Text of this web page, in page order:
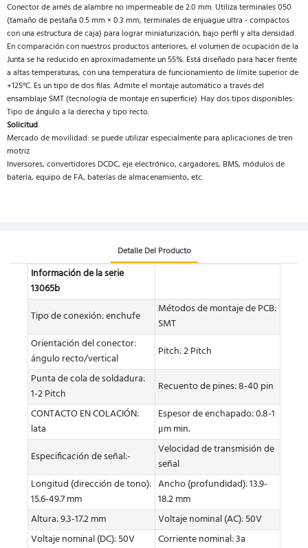
Conector de arnés de alambre no impermeable de 2.0 mm. Utiliza terminales 050
(tamaño de pestaña 0.5 mm × 0.3 mm, terminales de enjuague ultra - compactos
con una estructura de caja) para lograr miniaturización, bajo perfil y alta densidad.
En comparación con nuestros productos anteriores, el volumen de ocupación de la
Junta se ha reducido en aproximadamente un 55%. Está diseñado para hacer frente
a altas temperaturas, con una temperatura de funcionamiento de límite superior de
+125°C. Es un tipo de dos filas. Admite el montaje automático a través del
ensamblaje SMT (tecnología de montaje en superficie). Hay dos tipos disponibles:
Tipo de ángulo a la derecha y tipo recto.
Solicitud
Mercado de movilidad: se puede utilizar especialmente para aplicaciones de tren
motriz
Inversores, convertidores DCDC, eje electrónico, cargadores, BMS, módulos de
batería, equipo de FA, baterías de almacenamiento, etc.
Detalle Del Producto
Información de la serie
13065b
Tipo de conexión: enchufe
Métodos de montaje de PCB:
SMT
Orientación del conector:
ángulo recto/vertical
Pitch: 2 Pitch
Punta de cola de soldadura:
1-2 Pitch
Recuento de pines: 8-40 pin
CONTACTO EN COLACIÓN:
lata
Espesor de enchapado: 0.8-1
μm min.
Especificación de señal:-
Velocidad de transmisión de
señal
Longitud (dirección de tono):
15.6-49.7 mm
Ancho (profundidad): 13.9-
18.2 mm
Altura: 9.3-17.2 mm
Voltaje nominal (AC): 50V
Voltaje nominal (DC): 50V
Corriente nominal: 3a